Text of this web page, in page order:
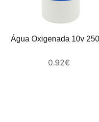
Água Oxigenada 10v
0.92€